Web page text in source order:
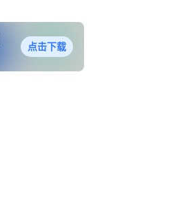
点击下载